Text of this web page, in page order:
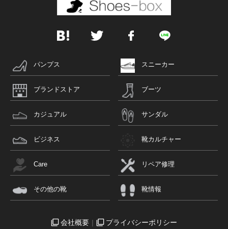
パンプス スニーカー
ブランドストア ブーツ
カジュアル サンダル
ビジネス 靴カルチャー
Care リペア修理
その他の靴 靴情報
会社概要 プライバシーポリシー